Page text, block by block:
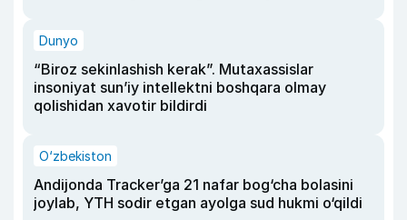
Dunyo
“Biroz sekinlashish kerak”. Mutaxassislar
insoniyat sun’iy intellektni boshqara olmay
qolishidan xavotir bildirdi
O‘zbekiston
Andijonda Tracker’ga 21 nafar bog‘cha bolasini
joylab, YTH sodir etgan ayolga sud hukmi o‘qildi